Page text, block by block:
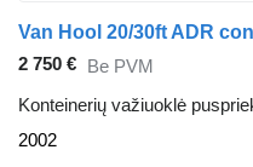
Van Hool 20/30ft ADR
2 750 € Be PVM
Konteinerių važiuoklė
2002